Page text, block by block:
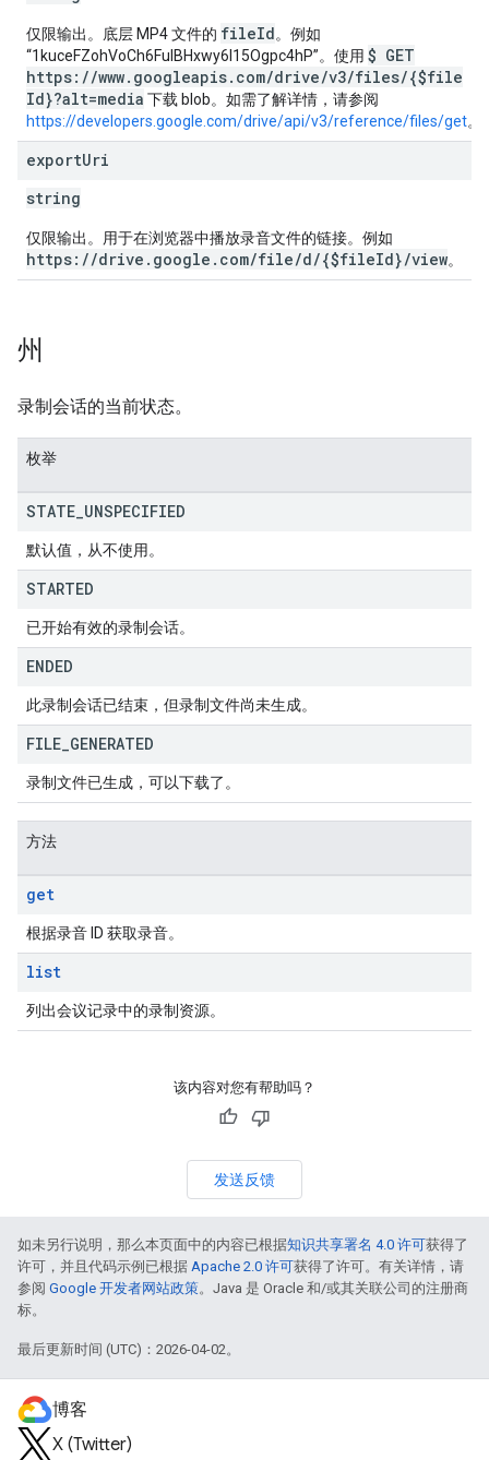
仅限输出。底层 MP4 文件的 fileId。例如
“1kuceFZohVoCh6FulBHxwy6I15Ogpc4hP”。使用 $ GET
https://www.googleapis.com/drive/v3/files/{$file
Id}?alt=media 下载 blob。如需了解详情，请参阅
https://developers.google.com/drive/api/v3/reference/files/get。
exportUri
string
仅限输出。用于在浏览器中播放录音文件的链接。例如
https://drive.google.com/file/d/{$fileId}/view。
州
录制会话的当前状态。
枚举
STATE UNSPECIFIED
默认值，从不使用。
STARTED
已开始有效的录制会话。
ENDED
此录制会话已结束，但录制文件尚未生成。
FILE GENERATED
录制文件已生成，可以下载了。
方法
get
根据录音 ID 获取录音。
list
列出会议记录中的录制资源。
该内容对您有帮助吗？
发送反馈
如未另行说明，那么本页面中的内容已根据知识共享署名 4.0 许可获得了
许可，并且代码示例已根据 Apache 2.0 许可获得了许可。有关详情，请
参阅 Google 开发者网站政策。Java 是 Oracle 和/或其关联公司的注册商
标。
最后更新时间 (UTC)：2026-04-02。
博客
X (Twitter)